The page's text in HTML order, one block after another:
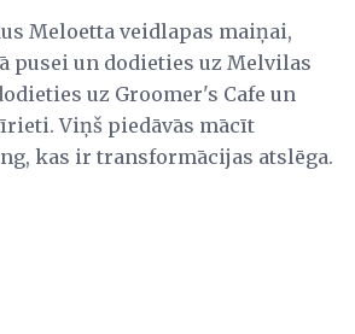
Meloetta veidlapas maiņai,
pusei un dodieties uz Melvilas
uz Groomer's Cafe un
Viņš piedāvās mācīt
kas ir transformācijas atslēga.